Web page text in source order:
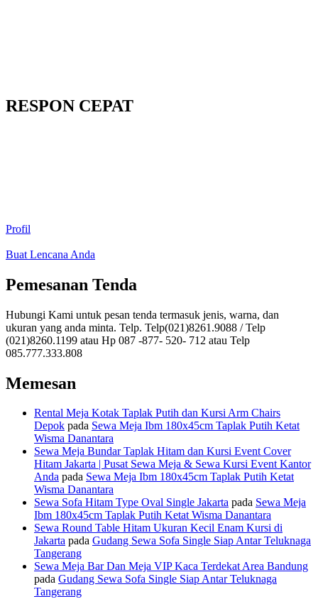
RESPON CEPAT
Profil
Buat Lencana Anda
Pemesanan Tenda
Hubungi Kami untuk pesan tenda termasuk jenis, warna, dan
ukuran yang anda minta. Telp. Telp(021)8261.9088 / Telp
(021)8260.1199 atau Hp 087 -877- 520- 712 atau Telp
085.777.333.808
Memesan
Rental Meja Kotak Taplak Putih dan Kursi Arm Chairs
Depok pada Sewa Meja Ibm 180x45cm Taplak Putih Ketat
Wisma Danantara
Sewa Meja Bundar Taplak Hitam dan Kursi Event Cover
Hitam Jakarta | Pusat Sewa Meja & Sewa Kursi Event Kantor
Anda pada Sewa Meja Ibm 180x45cm Taplak Putih Ketat
Wisma Danantara
Sewa Sofa Hitam Type Oval Single Jakarta pada Sewa Meja
Ibm 180x45cm Taplak Putih Ketat Wisma Danantara
Sewa Round Table Hitam Ukuran Kecil Enam Kursi di
Jakarta pada Gudang Sewa Sofa Single Siap Antar Teluknaga
Tangerang
Sewa Meja Bar Dan Meja VIP Kaca Terdekat Area Bandung
pada Gudang Sewa Sofa Single Siap Antar Teluknaga
Tangerang